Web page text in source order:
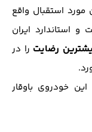
استقبال واقع
و استاندارد ایران
رضایت را در
خودروی باوقار